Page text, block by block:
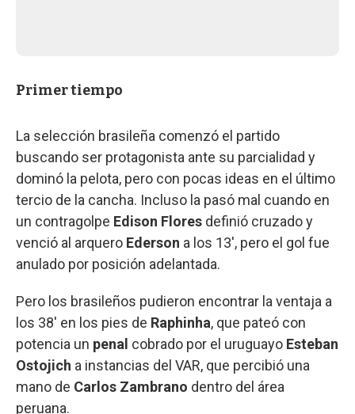
Primer tiempo
La selección brasileña comenzó el partido
buscando ser protagonista ante su parcialidad y
dominó la pelota, pero con pocas ideas en el último
tercio de la cancha. Incluso la pasó mal cuando en
un contragolpe Edison Flores definió cruzado y
venció al arquero Ederson a los 13', pero el gol fue
anulado por posición adelantada.
Pero los brasileños pudieron encontrar la ventaja a
los 38' en los pies de Raphinha, que pateó con
potencia un penal cobrado por el uruguayo Esteban
Ostojich a instancias del VAR, que percibió una
mano de Carlos Zambrano dentro del área
peruana.